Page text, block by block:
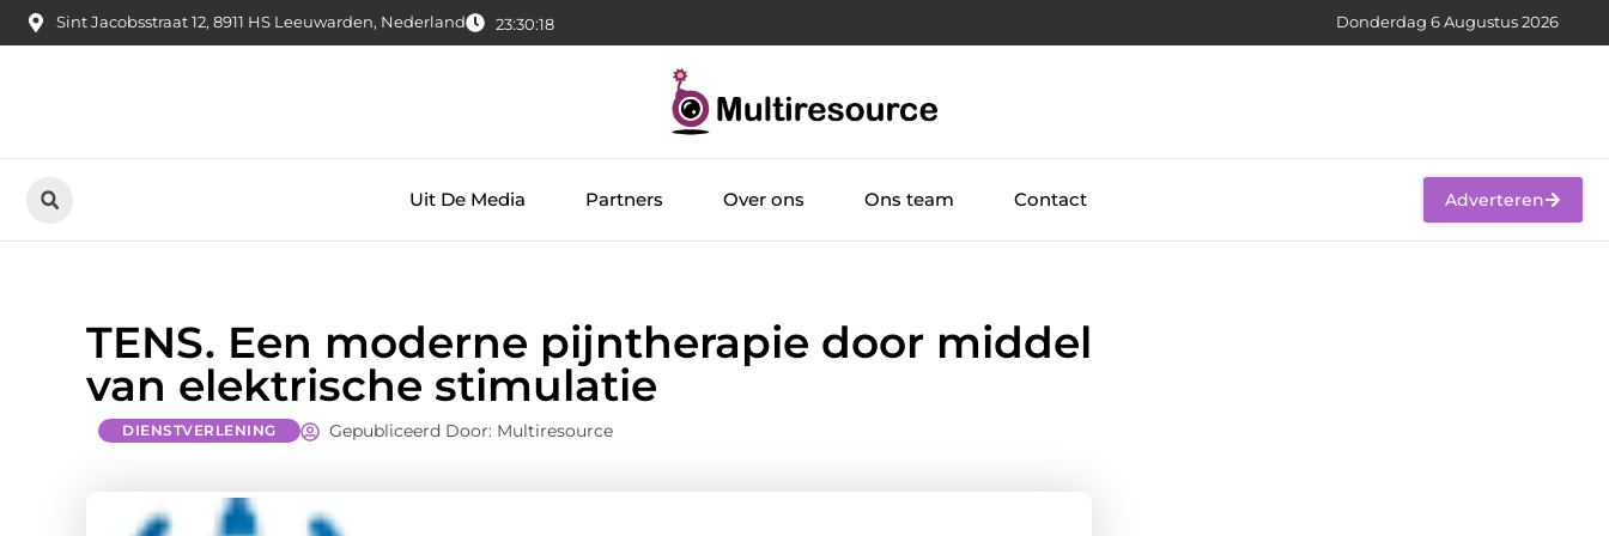
Sint Jacobsstraat 12, 8911 HS Leeuwarden, Nederland 23:30:20 Donderdag 6 Augustus 2026
Uit De Media Partners Over ons Ons team Contact Adverteren
TENS. Een moderne pijntherapie door middel
van elektrische stimulatie
DIENSTVERLENING Gepubliceerd Door: Multiresource